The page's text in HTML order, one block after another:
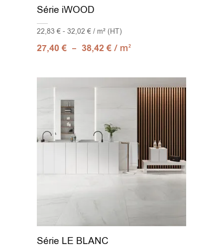
Série iWOOD
22,83 € - 32,02 € / m² (HT)
27,40€ – 38,42€ / m2
Série LE BLANC